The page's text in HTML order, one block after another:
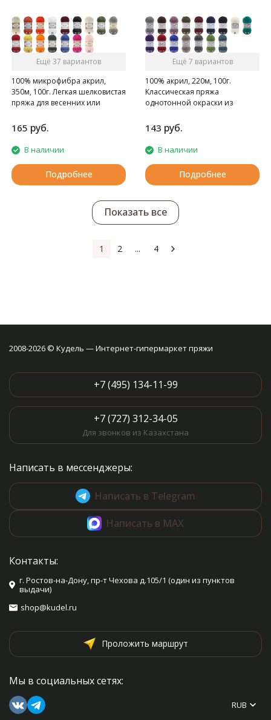
Ещё 37 вариантов
100% микрофибра акрил,
350м, 100г. Легкая шелковистая
пряжа для весенних или
165 руб.
В наличии
Подробнее
Ещё 7 вариантов
100% акрил, 220м, 100г.
Классическая пряжа
однотонной окраски из
143 руб.
В наличии
Подробнее
Показать все
1 2 ... 4
2008-2026 © Кудель — Интернет-гипермаркет пряжи
+7 (495) 134-11-99
+7 (727) 312-34-05
Для звонков из Казахстана
Написать в мессенджеры:
Написать в Telegram
Написать в MAX
Контакты:
г. Ростов-на-Дону, пр-т Чехова д.105/1 (один из пунктов
выдачи)
shop@kudel.ru
Проложить маршрут
Мы в социальных сетях:
RUB